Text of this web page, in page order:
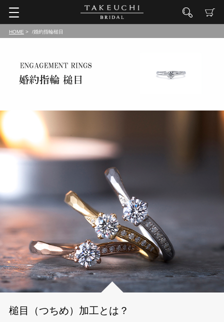
HOME /婚約指輪槌目
槌目（つちめ）加工とは？